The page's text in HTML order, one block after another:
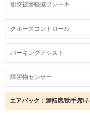
衝突被害軽減ブレーキ
クルーズコントロール
パーキングアシスト
障害物センサー
エアバック：運転席/助手席/-/-